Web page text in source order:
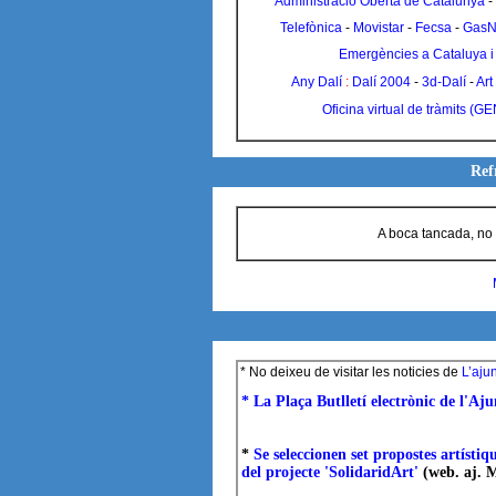
Telefònica- Movistar- Fecsa-
Emergències a Cataluya
Any Dalí : Dalí 2004- 3d-Dalí-Art
Oficina virtual de tràmits
A boca tancada,
* No deixeu de visitar les noticies de
* La Plaça Butlletí electrònic de
* Se seleccionen set propostes
del projecte 'SolidaridArt' (web. aj.